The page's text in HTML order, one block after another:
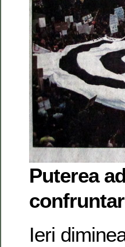
Puterea
Ieri